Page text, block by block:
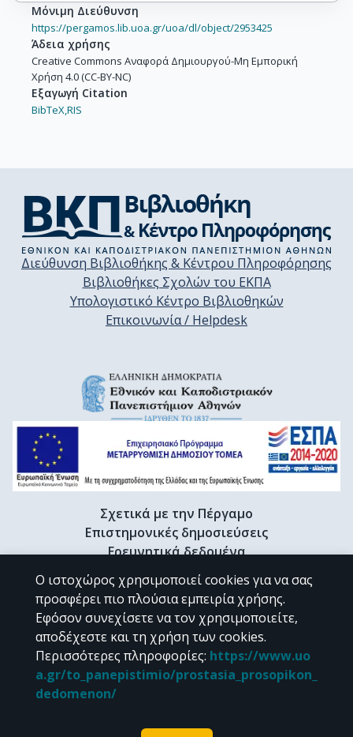
Μόνιμη Διεύθυνση
https://pergamos.lib.uoa.gr/uoa/dl/object/2953425
Άδεια χρήσης
Creative Commons Αναφορά Δημιουργού-Μη Εμπορική
Χρήση 4.0 (CC-BY-NC)
Εξαγωγή Citation
BibTeX,RIS
Διεύθυνση Βιβλιοθήκης & Κέντρου Πληροφόρησης
Βιβλιοθήκες Σχολών του ΕΚΠΑ
Υπολογιστικό Κέντρο Βιβλιοθηκών
Επικοινωνία / Helpdesk
Σχετικά με την Πέργαμο
Επιστημονικές δημοσιεύσεις
Ερευνητικά δεδομένα
Διδακτορικές διατριβές & Γκρίζα βιβλιογραφία
Προφίλ Ερευνητή
CC BY-NC 4.0
Εκτός αν αναφέρεται διαφορετικά, το υλικό της "Περγάμου" διατίθεται
Powered by
Ο ιστοχώρος χρησιμοποιεί cookies για να σας
προσφέρει πιο πλούσια εμπειρία χρήσης.
Εφόσον συνεχίσετε να τον χρησιμοποιείτε,
αποδέχεστε και τη χρήση των cookies.
Περισσότερες πληροφορίες: https://www.uo
a.gr/to_panepistimio/prostasia_prosopikon_
dedomenon/